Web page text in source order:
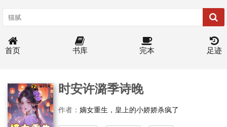
首页 书库 完本 足迹
时安许潞季诗晚
作者： 嫡女重生，皇上的小娇娇杀疯了